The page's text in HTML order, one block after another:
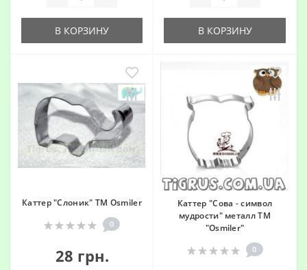
В КОРЗИНУ В КОРЗИНУ
Каттер "Слоник" ТМ Osmiler
0
28 грн.
Каттер "Сова - символ
мудрости" металл ТМ
"Osmiler"
0